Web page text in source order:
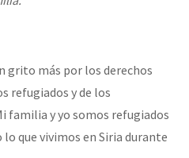
grito más por los derechos
refugiados y de los
familia y yo somos refugiados
que vivimos en Siria durante